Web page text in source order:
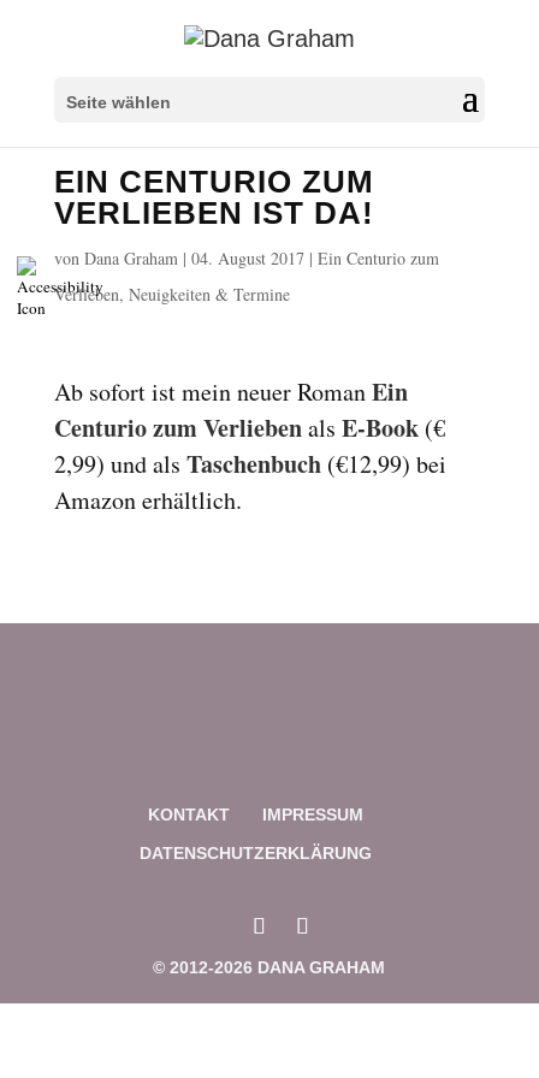
Seite wählen
EIN CENTURIO ZUM
VERLIEBEN IST DA!
von Dana Graham| 04. August 2017| Ein Centurio zum
Verlieben, Neuigkeiten & Termine
Ab sofort ist mein neuer RomanEin
Centurio zum Verliebenals E-Book(€
2,99) und als Taschenbuch(€12,99) bei
Amazon erhältlich.
KONTAKT
IMPRESSUM
DATENSCHUTZERKLÄRUNG
© 2012-2026 DANA GRAHAM
Überschriften markieren
settings
zoom_out Herauszoomen
remove_circle_outline Schrift verkleinern
brightness_high Heller Kontrast
brightness_low Dunkler Kontrast
Links unterstreichen